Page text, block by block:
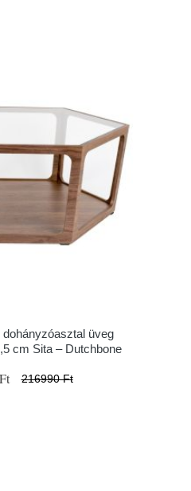
üveg
cm Sita – Dutchbone
216990 Ft